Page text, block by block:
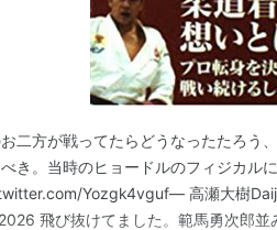
二方が戦ってたらどうなったたろう
き。当時のヒョードルのフィジカル
Yozgk4vguf— 高瀬大樹
飛び抜けてました。範馬勇次郎